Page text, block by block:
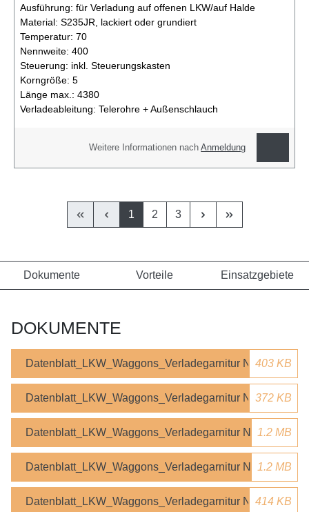
Ausführung: für Verladung auf offenen LKW/auf Halde
Material: S235JR, lackiert oder grundiert
Temperatur: 70
Nennweite: 400
Steuerung: inkl. Steuerungskasten
Korngröße: 5
Länge max.: 4380
Verladeableitung: Telerohre + Außenschlauch
Weitere Informationen nachAnmeldung
1 2 3
Dokumente Vorteile Einsatzgebiete
DOKUMENTE
Datenblatt_LKW_Waggons_Verladegarnitur 403 KB
Datenblatt_LKW_Waggons_Verladegarnitur 372 KB
Datenblatt_LKW_Waggons_Verladegarnitur 1.2 MB
Datenblatt_LKW_Waggons_Verladegarnitur 1.2 MB
Datenblatt_LKW_Waggons_Verladegarnitur 414 KB